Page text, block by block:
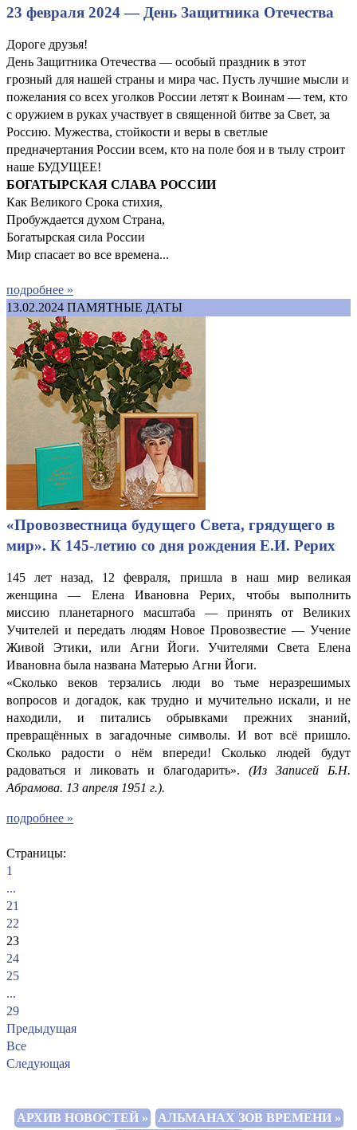
23 февраля 2024 — День Защитника Отечества
Дороге друзья!
День Защитника Отечества — особый праздник в этот
грозный для нашей страны и мира час. Пусть лучшие мысли и
пожелания со всех уголков России летят к Воинам — тем, кто
с оружием в руках участвует в священной битве за Свет, за
Россию. Мужества, стойкости и веры в светлые
предначертания России всем, кто на поле боя и в тылу строит
наше БУДУЩЕЕ!
БОГАТЫРСКАЯ СЛАВА РОССИИ
Как Великого Срока стихия,
Пробуждается духом Страна,
Богатырская сила России
Мир спасает во все времена...
подробнее »
13.02.2024 ПАМЯТНЫЕ ДАТЫ
«Провозвестница будущего Света, грядущего в
мир». К 145-летию со дня рождения Е.И. Рерих
145 лет назад, 12 февраля, пришла в наш мир великая
женщина — Елена Ивановна Рерих, чтобы выполнить
миссию планетарного масштаба — принять от Великих
Учителей и передать людям Новое Провозвестие — Учение
Живой Этики, или Агни Йоги. Учителями Света Елена
Ивановна была названа Матерью Агни Йоги.
«Сколько веков терзались люди во тьме неразрешимых
вопросов и догадок, как трудно и мучительно искали, и не
находили, и питались обрывками прежних знаний,
превращённых в загадочные символы. И вот всё пришло.
Сколько радости о нём впереди! Сколько людей будут
радоваться и ликовать и благодарить». (Из Записей Б.Н.
Абрамова. 13 апреля 1951 г.).
подробнее »
Страницы:
1
...
21
22
23
24
25
...
29
Предыдущая
Все
Следующая
АРХИВ НОВОСТЕЙ »
АЛЬМАНАХ ЗОВ ВРЕМЕНИ »